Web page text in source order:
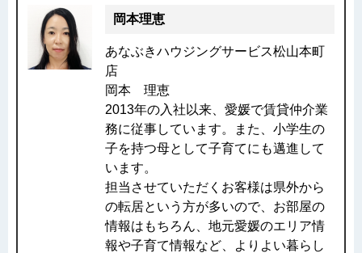
岡本理恵
あなぶきハウジングサービス松山本町
店
岡本 理恵
2013年の入社以来、愛媛で賃貸仲介業
務に従事しています。また、小学生の
子を持つ母として子育てにも邁進して
います。
担当させていただくお客様は県外から
の転居という方が多いので、お部屋の
情報はもちろん、地元愛媛のエリア情
報や子育て情報など、よりよい暮らし